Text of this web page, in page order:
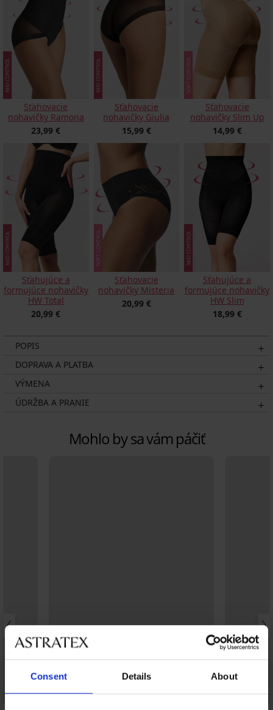
Consent Details About
Sťahovacie
nohavičky Ramona
23,99 €
Sťahovacie
nohavičky Giulia
15,99 €
Sťahovacie
nohavičky Slim Up
14,99 €
Sťahujúce a
formujúce nohavičky
HW Total
20,99 €
Sťahovacie
nohavičky Misteria
20,99 €
Sťahujúce a
formujúce nohavičky
HW Slim
18,99 €
POPIS
DOPRAVA A PLATBA
VÝMENA
ÚDRŽBA A PRANIE
Mohlo by sa vám páčiť
-25% ALL25 Bestseller